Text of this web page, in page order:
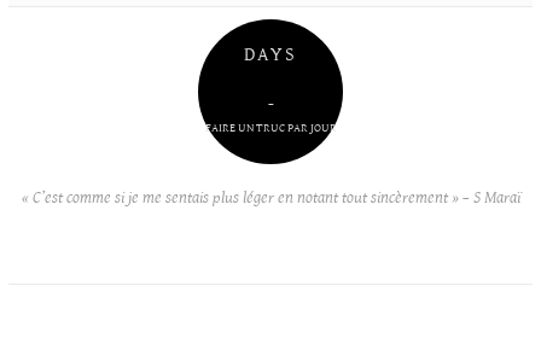
DAYS
–
FAIRE UN TRUC PAR JOUR
« C’est comme si je me sentais plus léger en notant tout sincèrement » – S Maraï